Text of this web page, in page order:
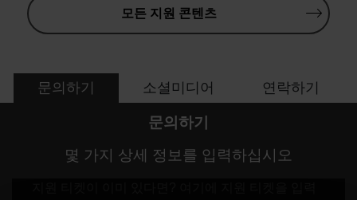
모든 지원 콘텐츠
문의하기 소셜미디어 연락하기
문의하기
몇 가지 상세 정보를 입력하십시오